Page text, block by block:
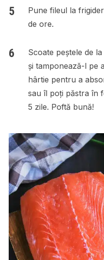
Pune fileul la
de ore.
Scoate peștele de
și tamponează-l pe
hârtie pentru a
sau îl poți păstra în
5 zile. Poftă bună!